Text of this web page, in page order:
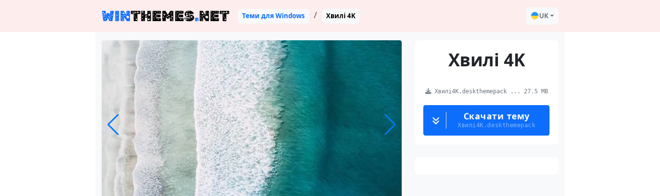
WINTHEMES.NET Теми для Windows Хвилі 4K UK
Хвилі 4K
Хвилі4K.deskthemepack ... 27.5 MB
Скачати тему
Хвилі4K.deskthemepack